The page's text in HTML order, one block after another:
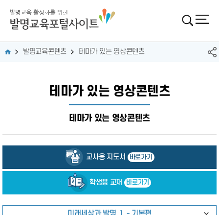
발명교육콘텐츠 테마가 있는 영상콘텐츠
테마가 있는 영상콘텐츠
테마가 있는 영상콘텐츠
교사용 지도서 바로가기
학생용 교재 바로가기